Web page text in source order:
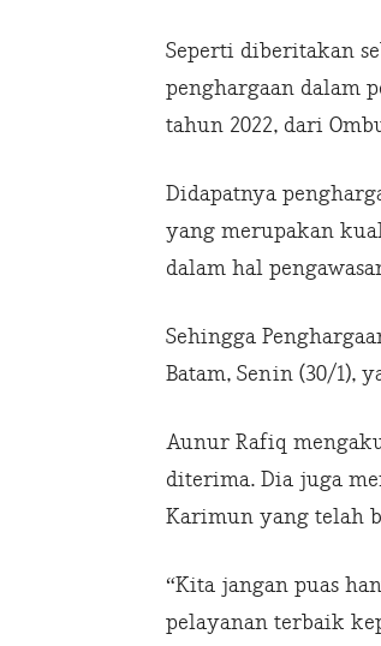
Seperti diberitakan
penghargaan dalam
tahun 2022, dari
Didapatnya
yang merupakan
dalam hal
Sehingga
Batam, Senin (30/1),
Aunur Rafiq
diterima. Dia juga
Karimun yang telah
“Kita jangan puas
pelayanan terbaik